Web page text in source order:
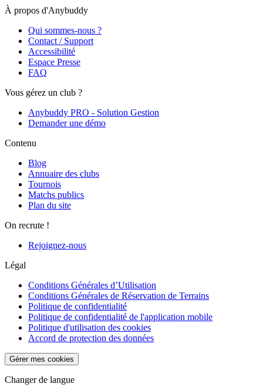
À propos d'Anybuddy
Qui sommes-nous ?
Contact / Support
Accessibilité
Espace Presse
FAQ
Vous gérez un club ?
Anybuddy PRO - Solution Gestion
Demander une démo
Contenu
Blog
Annuaire des clubs
Tournois
Matchs publics
Plan du site
On recrute !
Rejoignez-nous
Légal
Conditions Générales d’Utilisation
Conditions Générales de Réservation de Terrains
Politique de confidentialité
Politique de confidentialité de l'application mobile
Politique d'utilisation des cookies
Accord de protection des données
Gérer mes cookies
Changer de langue